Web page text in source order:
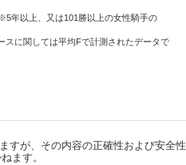
年以上、又は101勝以上の女性騎手の
に関しては平均Fで計測されたデータで
が、その内容の正確性および安全
ます。